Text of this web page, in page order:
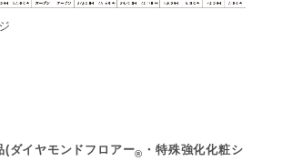
ダイヤモンドフロアー® ・特殊強化化粧シ